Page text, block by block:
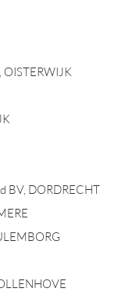
OISTERWIJK
BV, DORDRECHT